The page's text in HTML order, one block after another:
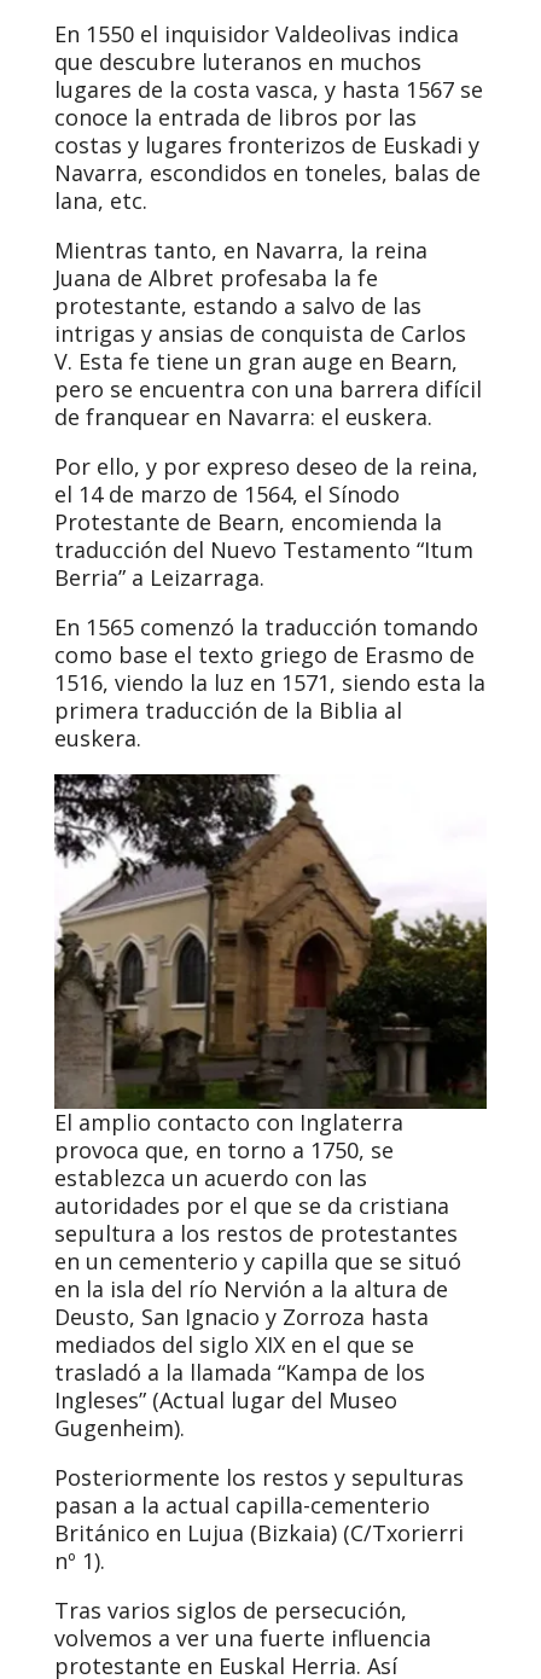
En 1550 el inquisidor Valdeolivas indica
que descubre luteranos en muchos
lugares de la costa vasca, y hasta 1567 se
conoce la entrada de libros por las
costas y lugares fronterizos de Euskadi y
Navarra, escondidos en toneles, balas de
lana, etc.
Mientras tanto, en Navarra, la reina
Juana de Albret profesaba la fe
protestante, estando a salvo de las
intrigas y ansias de conquista de Carlos
V. Esta fe tiene un gran auge en Bearn,
pero se encuentra con una barrera difícil
de franquear en Navarra: el euskera.
Por ello, y por expreso deseo de la reina,
el 14 de marzo de 1564, el Sínodo
Protestante de Bearn, encomienda la
traducción del Nuevo Testamento “Itum
Berria” a Leizarraga.
En 1565 comenzó la traducción tomando
como base el texto griego de Erasmo de
1516, viendo la luz en 1571, siendo esta la
primera traducción de la Biblia al
euskera.
El amplio contacto con Inglaterra
provoca que, en torno a 1750, se
establezca un acuerdo con las
autoridades por el que se da cristiana
sepultura a los restos de protestantes
en un cementerio y capilla que se situó
en la isla del río Nervión a la altura de
Deusto, San Ignacio y Zorroza hasta
mediados del siglo XIX en el que se
trasladó a la llamada “Kampa de los
Ingleses” (Actual lugar del Museo
Gugenheim).
Posteriormente los restos y sepulturas
pasan a la actual capilla-cementerio
Británico en Lujua (Bizkaia) (C/Txorierri
nº 1).
Tras varios siglos de persecución,
volvemos a ver una fuerte influencia
protestante en Euskal Herria. Así